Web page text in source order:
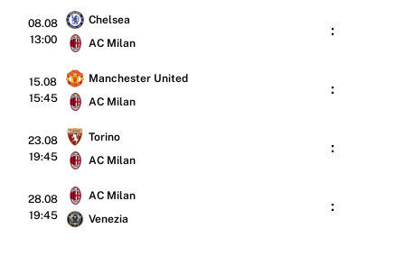
08.08
13:00
Chelsea
AC Milan
:
15.08
15:45
Manchester United
AC Milan
:
23.08
19:45
Torino
AC Milan
:
28.08
19:45
AC Milan
Venezia
: